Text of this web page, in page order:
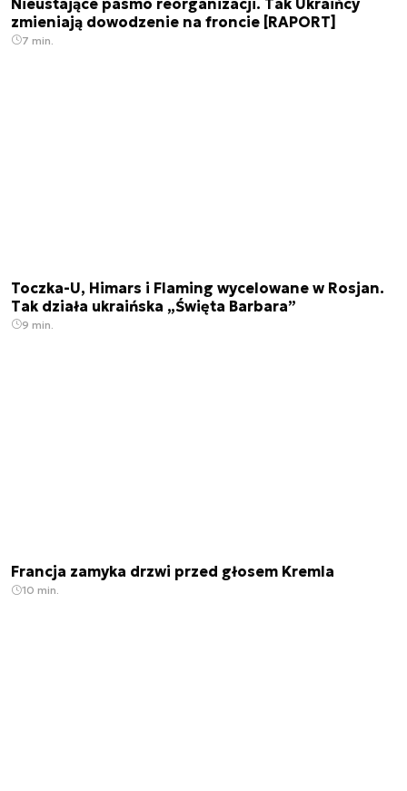
zmieniają dowodzenie na froncie [RAPORT]
7 min.
Toczka-U, Himars i Flaming wycelowane w Rosjan.
Tak działa ukraińska „Święta Barbara”
9 min.
Francja zamyka drzwi przed głosem Kremla
10 min.